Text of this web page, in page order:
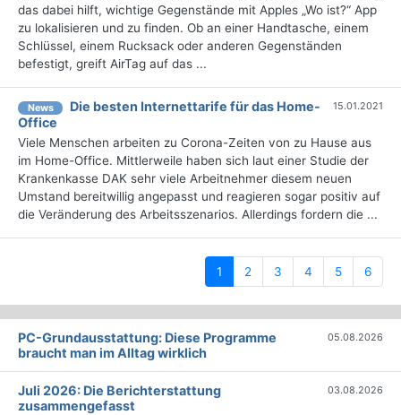
das dabei hilft, wichtige Gegenstände mit Apples „Wo ist?“ App
zu lokalisieren und zu finden. Ob an einer Handtasche, einem
Schlüssel, einem Rucksack oder anderen Gegenständen
befestigt, greift AirTag auf das ...
News
Die besten Internettarife für das Home-
Office
15.01.2021
Viele Menschen arbeiten zu Corona-Zeiten von zu Hause aus
im Home-Office. Mittlerweile haben sich laut einer Studie der
Krankenkasse DAK sehr viele Arbeitnehmer diesem neuen
Umstand bereitwillig angepasst und reagieren sogar positiv auf
die Veränderung des Arbeitsszenarios. Allerdings fordern die ...
1 (current)
2 3 4 5 6
PC-Grundausstattung: Diese Programme
braucht man im Alltag wirklich
05.08.2026
Juli 2026: Die Bericht­erstattung
zusammengefasst
03.08.2026